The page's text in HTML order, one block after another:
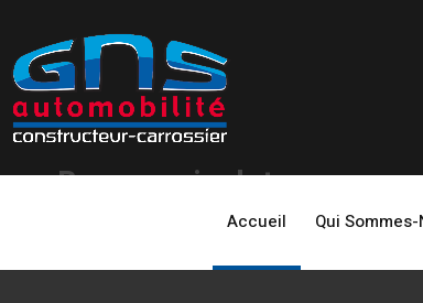
Accueil Qui
Bras manipulateur